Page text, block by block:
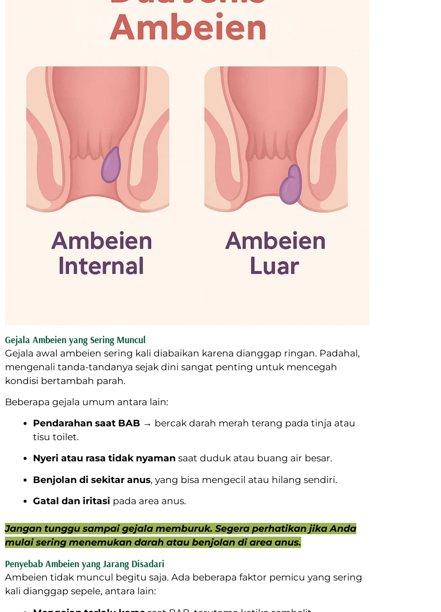
Gejala Ambeien yang Sering Muncul
Gejala awal ambeien sering kali diabaikan karena dianggap ringan. Padahal,
mengenali tanda-tandanya sejak dini sangat penting untuk mencegah
kondisi bertambah parah.
Beberapa gejala umum antara lain:
Pendarahan saat BAB → bercak darah merah terang pada tinja atau
tisu toilet.
Nyeri atau rasa tidak nyaman saat duduk atau buang air besar.
Benjolan di sekitar anus, yang bisa mengecil atau hilang sendiri.
Gatal dan iritasi pada area anus.
Jangan tunggu sampai gejala memburuk. Segera perhatikan jika Anda
mulai sering menemukan darah atau benjolan di area anus.
Penyebab Ambeien yang Jarang Disadari
Ambeien tidak muncul begitu saja. Ada beberapa faktor pemicu yang sering
kali dianggap sepele, antara lain: